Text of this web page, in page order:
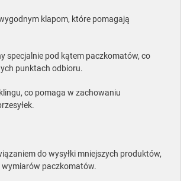
klapom, które pomagają
specjalnie pod kątem paczkomatów, co
punktach odbioru.
co pomaga w zachowaniu
do wysyłki mniejszych produktów,
wymiarów paczkomatów.